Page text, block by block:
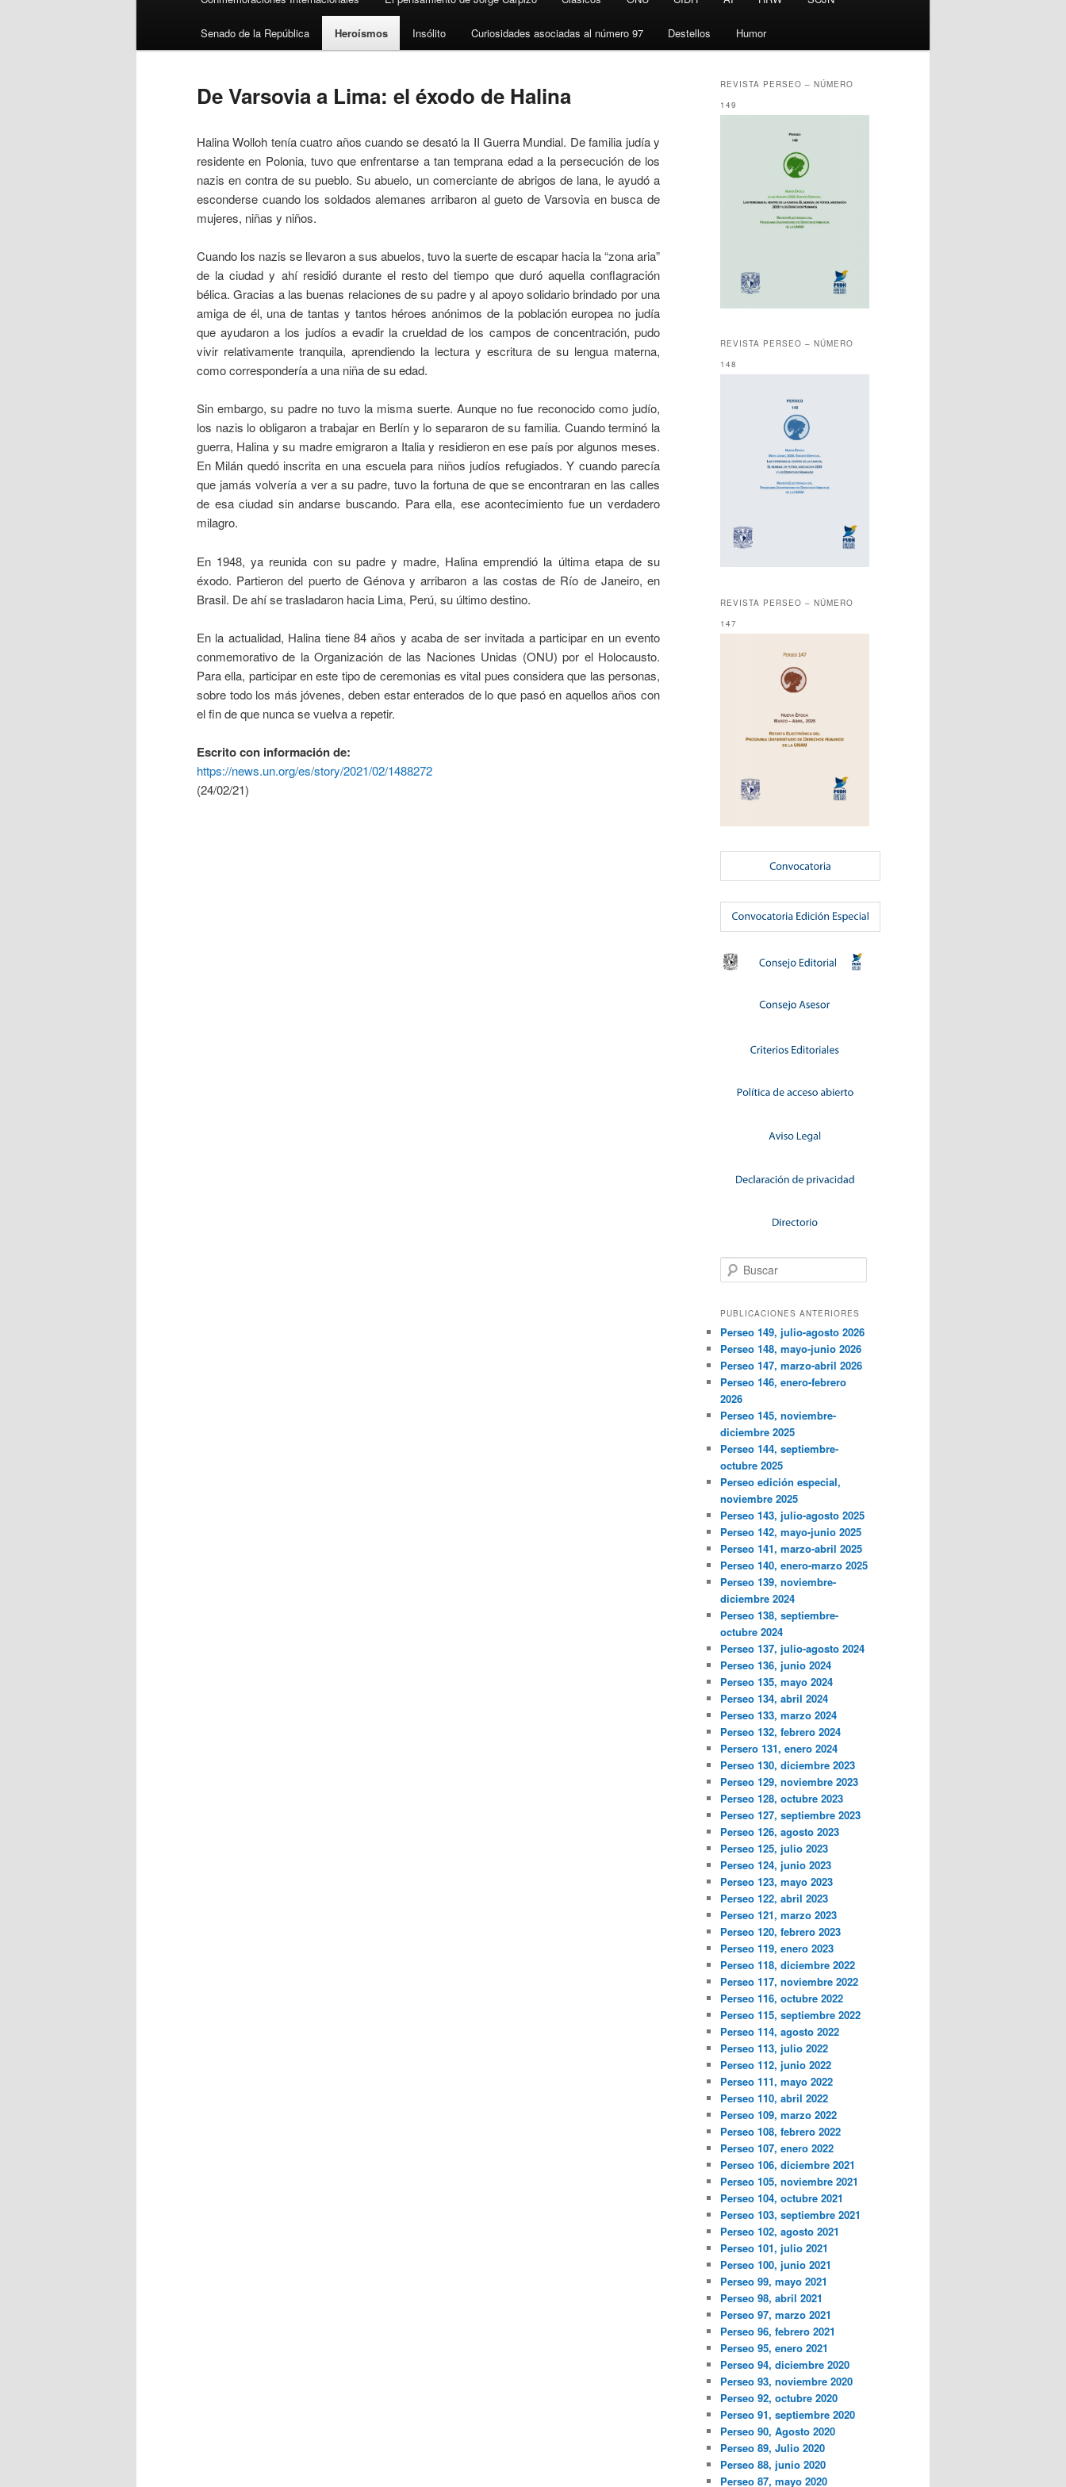
Senado de la República Heroísmos Insólito Curiosidades asociadas al número 97 Destellos Humor
De Varsovia a Lima: el éxodo de Halina
Halina Wolloh tenía cuatro años cuando se desató la II Guerra Mundial. De familia judía y
residente en Polonia, tuvo que enfrentarse a tan temprana edad a la persecución de los
nazis en contra de su pueblo. Su abuelo, un comerciante de abrigos de lana, le ayudó a
esconderse cuando los soldados alemanes arribaron al gueto de Varsovia en busca de
mujeres, niñas y niños.
Cuando los nazis se llevaron a sus abuelos, tuvo la suerte de escapar hacia la “zona aria”
de la ciudad y ahí residió durante el resto del tiempo que duró aquella conflagración
bélica. Gracias a las buenas relaciones de su padre y al apoyo solidario brindado por una
amiga de él, una de tantas y tantos héroes anónimos de la población europea no judía
que ayudaron a los judíos a evadir la crueldad de los campos de concentración, pudo
vivir relativamente tranquila, aprendiendo la lectura y escritura de su lengua materna,
como correspondería a una niña de su edad.
Sin embargo, su padre no tuvo la misma suerte. Aunque no fue reconocido como judío,
los nazis lo obligaron a trabajar en Berlín y lo separaron de su familia. Cuando terminó la
guerra, Halina y su madre emigraron a Italia y residieron en ese país por algunos meses.
En Milán quedó inscrita en una escuela para niños judíos refugiados. Y cuando parecía
que jamás volvería a ver a su padre, tuvo la fortuna de que se encontraran en las calles
de esa ciudad sin andarse buscando. Para ella, ese acontecimiento fue un verdadero
milagro.
En 1948, ya reunida con su padre y madre, Halina emprendió la última etapa de su
éxodo. Partieron del puerto de Génova y arribaron a las costas de Río de Janeiro, en
Brasil. De ahí se trasladaron hacia Lima, Perú, su último destino.
En la actualidad, Halina tiene 84 años y acaba de ser invitada a participar en un evento
conmemorativo de la Organización de las Naciones Unidas (ONU) por el Holocausto.
Para ella, participar en este tipo de ceremonias es vital pues considera que las personas,
sobre todo los más jóvenes, deben estar enterados de lo que pasó en aquellos años con
el fin de que nunca se vuelva a repetir.
Escrito con información de:
https://news.un.org/es/story/2021/02/1488272
(24/02/21)
REVISTA PERSEO – NÚMERO
149
REVISTA PERSEO – NÚMERO
148
REVISTA PERSEO – NÚMERO
147
Buscar
PUBLICACIONES ANTERIORES
Perseo 149, julio-agosto 2026
Perseo 148, mayo-junio 2026
Perseo 147, marzo-abril 2026
Perseo 146, enero-febrero
2026
Perseo 145, noviembre-
diciembre 2025
Perseo 144, septiembre-
octubre 2025
Perseo edición especial,
noviembre 2025
Perseo 143, julio-agosto 2025
Perseo 142, mayo-junio 2025
Perseo 141, marzo-abril 2025
Perseo 140, enero-marzo 2025
Perseo 139, noviembre-
diciembre 2024
Perseo 138, septiembre-
octubre 2024
Perseo 137, julio-agosto 2024
Perseo 136, junio 2024
Perseo 135, mayo 2024
Perseo 134, abril 2024
Perseo 133, marzo 2024
Perseo 132, febrero 2024
Persero 131, enero 2024
Perseo 130, diciembre 2023
Perseo 129, noviembre 2023
Perseo 128, octubre 2023
Perseo 127, septiembre 2023
Perseo 126, agosto 2023
Perseo 125, julio 2023
Perseo 124, junio 2023
Perseo 123, mayo 2023
Perseo 122, abril 2023
Perseo 121, marzo 2023
Perseo 120, febrero 2023
Perseo 119, enero 2023
Perseo 118, diciembre 2022
Perseo 117, noviembre 2022
Perseo 116, octubre 2022
Perseo 115, septiembre 2022
Perseo 114, agosto 2022
Perseo 113, julio 2022
Perseo 112, junio 2022
Perseo 111, mayo 2022
Perseo 110, abril 2022
Perseo 109, marzo 2022
Perseo 108, febrero 2022
Perseo 107, enero 2022
Perseo 106, diciembre 2021
Perseo 105, noviembre 2021
Perseo 104, octubre 2021
Perseo 103, septiembre 2021
Perseo 102, agosto 2021
Perseo 101, julio 2021
Perseo 100, junio 2021
Perseo 99, mayo 2021
Perseo 98, abril 2021
Perseo 97, marzo 2021
Perseo 96, febrero 2021
Perseo 95, enero 2021
Perseo 94, diciembre 2020
Perseo 93, noviembre 2020
Perseo 92, octubre 2020
Perseo 91, septiembre 2020
Perseo 90, Agosto 2020
Perseo 89, Julio 2020
Perseo 88, junio 2020
Perseo 87, mayo 2020